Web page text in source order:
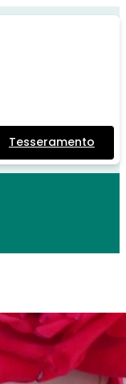
Tesseramento